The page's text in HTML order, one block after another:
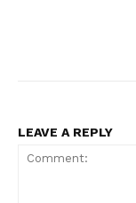
LEAVE A REPLY